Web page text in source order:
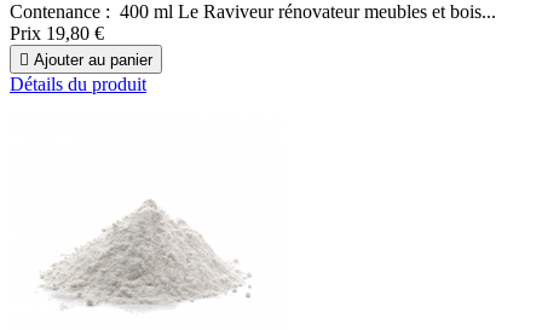
Contenance : 400 ml Le Raviveur rénovateur meubles et bois...
Prix 19,80 €
 Ajouter au panier
Détails du produit